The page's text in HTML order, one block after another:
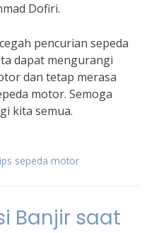
Dofiri.
pencurian sepeda
dapat mengurangi
dan tetap merasa
motor. Semoga
kita semua.
sepeda motor
Banjir saat